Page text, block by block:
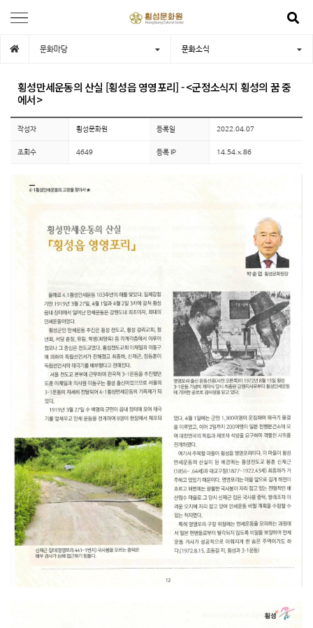
문화마당 문화소식
횡성만세운동의 산실 [횡성읍 영영포리] - <군정소식지 횡성의 꿈 중
에서>
작성자 횡성문화원 등록일 2022.04.07
조회수 4649 등록 IP 14.54.x.86